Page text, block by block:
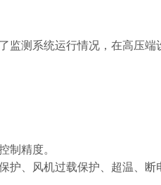
监测系统运行情况，在高压端
制精度。
护、风机过载保护、超温、断